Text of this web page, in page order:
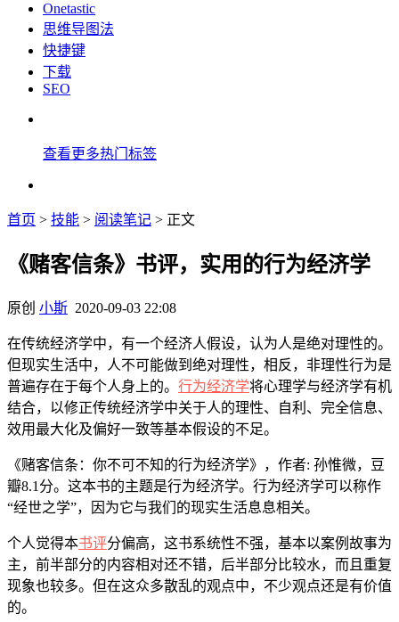
Onetastic
思维导图法
快捷键
下载
SEO
查看更多热门标签
首页 > 技能 > 阅读笔记 > 正文
《赌客信条》书评，实用的行为经济学
原创 小斯 2020-09-03 22:08
在传统经济学中，有一个经济人假设，认为人是绝对理性的。
但现实生活中，人不可能做到绝对理性，相反，非理性行为是
普遍存在于每个人身上的。 行为经济学将心理学与经济学有机
结合，以修正传统经济学中关于人的理性、自利、完全信息、
效用最大化及偏好一致等基本假设的不足。
《赌客信条：你不可不知的行为经济学》，作者: 孙惟微，豆
瓣8.1分。这本书的主题是行为经济学。行为经济学可以称作
“经世之学”，因为它与我们的现实生活息息相关。
个人觉得本书评分偏高，这书系统性不强，基本以案例故事为
主，前半部分的内容相对还不错，后半部分比较水，而且重复
现象也较多。但在这众多散乱的观点中，不少观点还是有价值
的。